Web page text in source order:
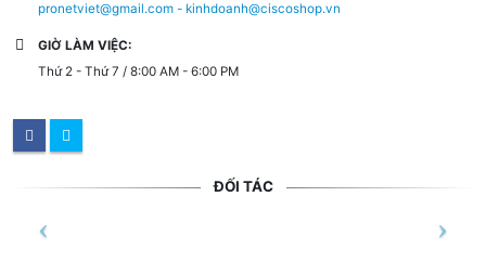
pronetviet@gmail.com - kinhdoanh@ciscoshop.vn
GIỜ LÀM VIỆC:
Thứ 2 - Thứ 7 / 8:00 AM - 6:00 PM
ĐỐI TÁC